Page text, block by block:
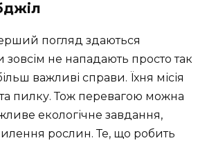
погляд здаються
не нападають просто так
важливі справи. Їхня місія
пилку. Тож перевагою можна
екологічне завдання,
рослин. Те, що робить